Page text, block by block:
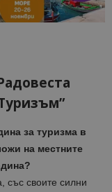
за туризма в
на местните
със своите силни